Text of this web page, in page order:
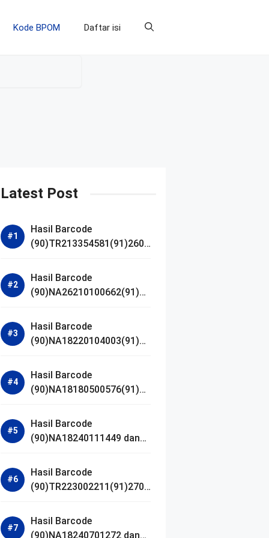
Kode BPOM Daftar isi
Latest Post
Hasil Barcode
(90)TR213354581(91)2607
Hasil Barcode
(90)NA26210100662(91)24
Hasil Barcode
(90)NA18220104003(91)25
Hasil Barcode
(90)NA18180500576(91)21
Hasil Barcode
(90)NA18240111449 dan
Hasil Barcode
(90)TR223002211(91)2701
Hasil Barcode
(90)NA18240701272 dan